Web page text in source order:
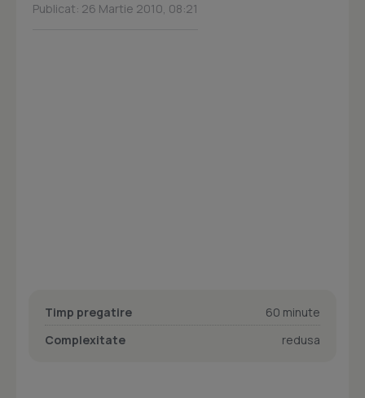
Publicat: 26 Martie 2010, 08:21
Timp pregatire
60 minute
Complexitate
redusa